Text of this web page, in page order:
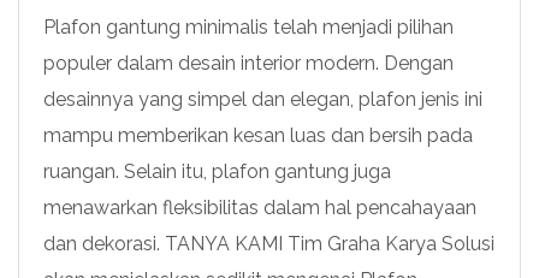
Plafon gantung minimalis telah menjadi pilihan
populer dalam desain interior modern. Dengan
desainnya yang simpel dan elegan, plafon jenis ini
mampu memberikan kesan luas dan bersih pada
ruangan. Selain itu, plafon gantung juga
menawarkan fleksibilitas dalam hal pencahayaan
dan dekorasi. TANYA KAMI Tim Graha Karya Solusi